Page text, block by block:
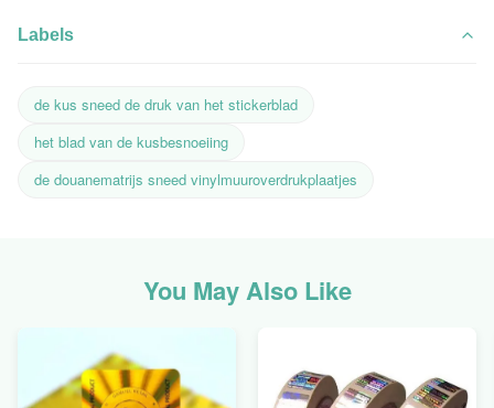
Labels
de kus sneed de druk van het stickerblad
het blad van de kusbesnoeiing
de douanematrijs sneed vinylmuuroverdrukplaatjes
You May Also Like